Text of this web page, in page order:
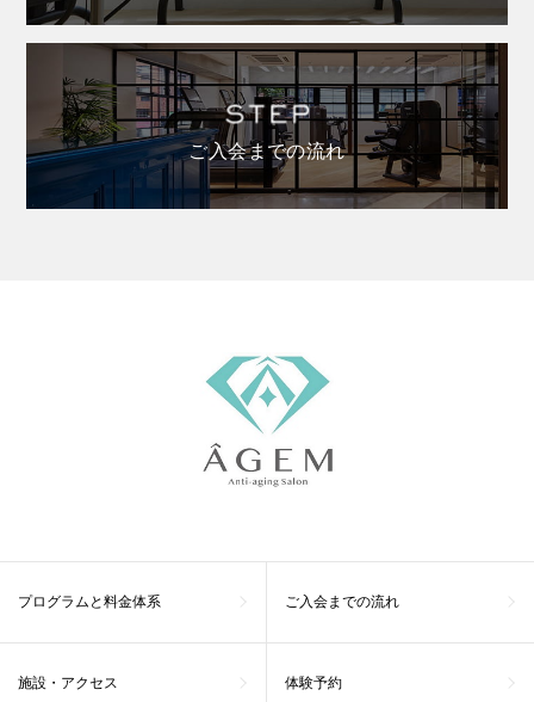
ご入会までの流れ
プログラムと料金体系 ご入会までの流れ
施設・アクセス 体験予約